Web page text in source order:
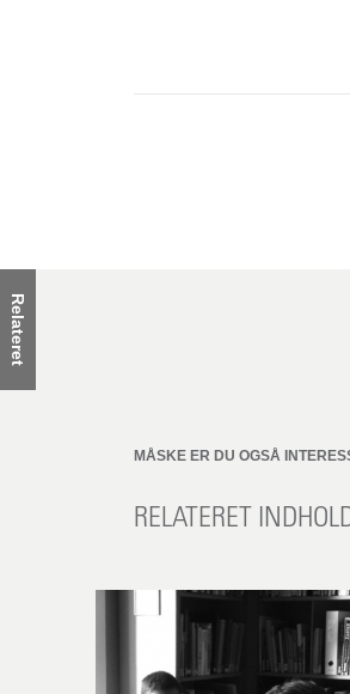
Relateret
MÅSKE ER DU OGSÅ
RELATERET